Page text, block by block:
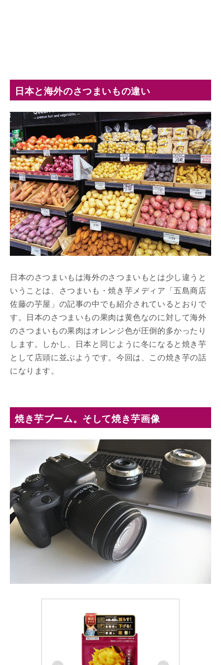
日本と海外のさつまいもの違い
日本のさつまいもは海外のさつまいもとは少し違うと
いうことは、さつまいも・焼き芋メディア「五島商店
佐藤の芋屋」の記事の中でも紹介されているとおりで
す。日本のさつまいもの果肉は黄色なのに対して海外
のさつまいもの果肉はオレンジ色が圧倒的多かったり
します。しかし、日本と同じように冬になると焼き芋
として店頭に並ぶようです。今回は、この焼き芋の話
になります。
焼き芋ブーム。そして焼き芋画像